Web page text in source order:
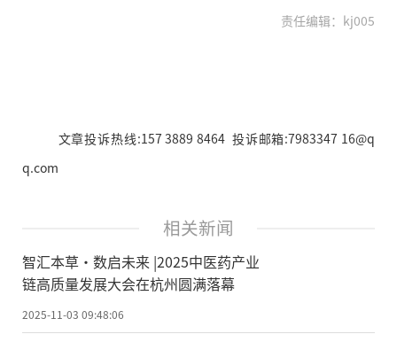
责任编辑：kj005
文章投诉热线:157 3889 8464 投诉邮箱:7983347 16@q
q.com
相关新闻
智汇本草·数启未来 |2025中医药产业
链高质量发展大会在杭州圆满落幕
2025-11-03 09:48:06